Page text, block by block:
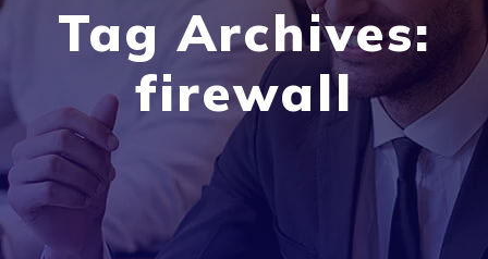
Tag Archives:
firewall